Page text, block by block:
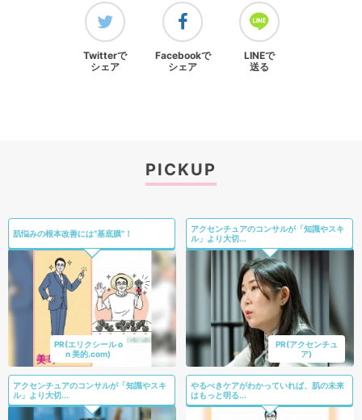
Twitterで
シェア
Facebookで
シェア
LINEで
送る
PICKUP
肌悩みの根本改善には“基底膜”！
PR(エリクシール o
n 美的.com)
アクセンチュアのコンサルが「知識やスキ
ル」より大切...
PR(アクセンチュ
ア)
アクセンチュアのコンサルが「知識やスキ
ル」より大切...
やるべきケアがわかっていれば、肌の未来
はもっと明る...